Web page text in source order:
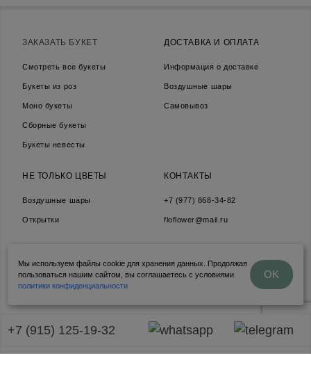
ЗАКАЗАТЬ БУКЕТ
Смотреть все букеты
Букеты из роз
Моно букеты
Сборные букеты
Букеты невесты
НЕ ТОЛЬКО ЦВЕТЫ
Воздушные шары
Открытки
ДОСТАВКА И ОПЛАТА
Информация о доставке
Воздушные шары
Самовывоз
КОНТАКТЫ
+7 (977) 868-34-82
floflower@mail.ru
Политика конфедециальности
Продвижение сайта Amigos Digital
Мы используем файлы cookie для хранения данных. Продолжая
пользоваться нашим сайтом, вы соглашаетесь с условиями
политики конфиденциальности
OK
+7 (915) 125-19-32